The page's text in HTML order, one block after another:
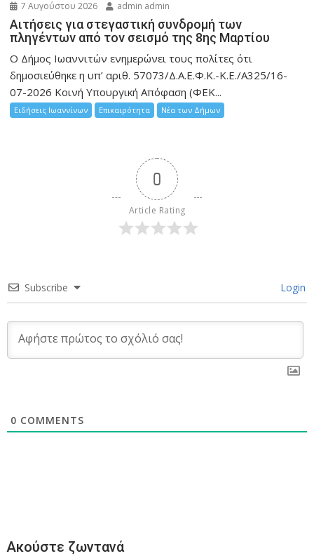
7 Αυγούστου 2026 admin admin
Αιτήσεις για στεγαστική συνδρομή των
πληγέντων από τον σεισμό της 8ης Μαρτίου
Ο Δήμος Ιωαννιτών ενημερώνει τους πολίτες ότι
δημοσιεύθηκε η υπ’ αριθ. 57073/Δ.Α.Ε.Φ.Κ.-Κ.Ε./Α325/16-
07-2026 Κοινή Υπουργική Απόφαση (ΦΕΚ...
Ειδήσεις Ιωαννίνων Επικαιρότητα Νέα των Δήμων
0
Article Rating
Subscribe Login
0 COMMENTS
Ακούστε ζωντανά